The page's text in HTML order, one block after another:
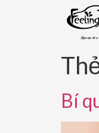
Bí